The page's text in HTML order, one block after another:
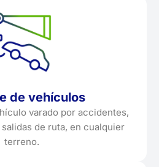
de vehículos
varado por accidentes,
de ruta, en cualquier
terreno.